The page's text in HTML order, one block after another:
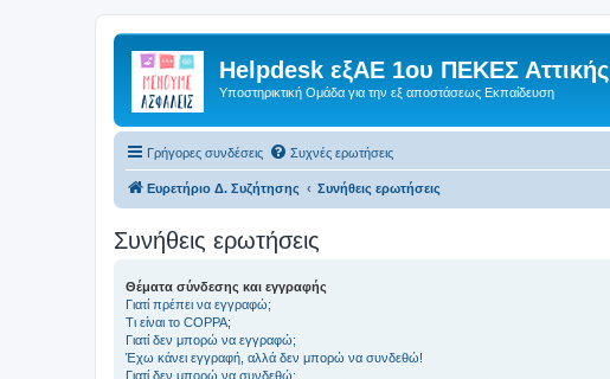
Helpdesk εξΑΕ 1ου ΠΕΚΕΣ Αττικής
Υποστηρικτική Ομάδα για την εξ αποστάσεως Εκπαίδευση
Γρήγορες συνδέσεις Συχνές ερωτήσεις
Ευρετήριο Δ. Συζήτησης Συνήθεις ερωτήσεις
Συνήθεις ερωτήσεις
Θέματα σύνδεσης και εγγραφής
Γιατί πρέπει να εγγραφώ;
Τι είναι το COPPA;
Γιατί δεν μπορώ να εγγραφώ;
Έχω κάνει εγγραφή, αλλά δεν μπορώ να συνδεθώ!
Γιατί δεν μπορώ να συνδεθώ;